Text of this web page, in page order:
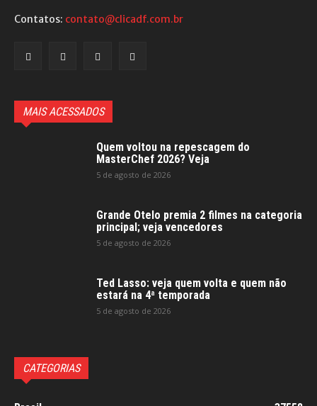
Contatos: contato@clicadf.com.br
MAIS ACESSADOS
Quem voltou na repescagem do
MasterChef 2026? Veja
5 de agosto de 2026
Grande Otelo premia 2 filmes na categoria
principal; veja vencedores
5 de agosto de 2026
Ted Lasso: veja quem volta e quem não
estará na 4ª temporada
5 de agosto de 2026
CATEGORIAS